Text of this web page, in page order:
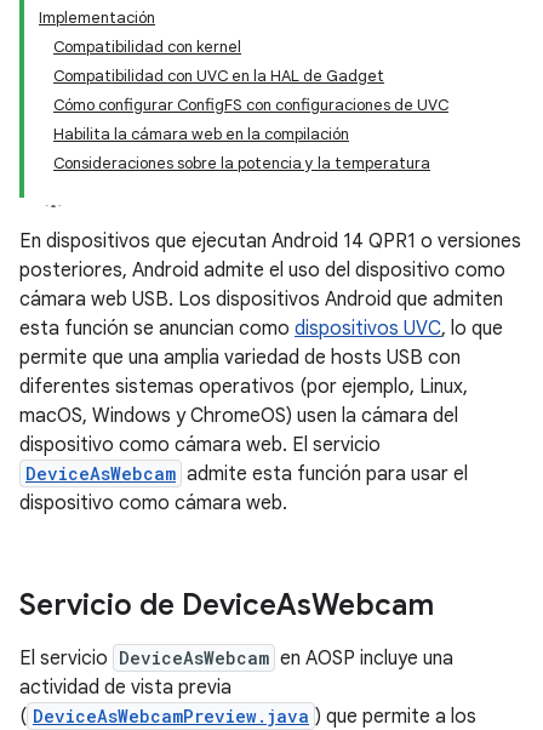
Implementación
Compatibilidad con kernel
Compatibilidad con UVC en la HAL de Gadget
Cómo configurar ConfigFS con configuraciones de UVC
Habilita la cámara web en la compilación
Consideraciones sobre la potencia y la temperatura
En dispositivos que ejecutan Android 14 QPR1 o versiones
posteriores, Android admite el uso del dispositivo como
cámara web USB. Los dispositivos Android que admiten
esta función se anuncian como dispositivos UVC, lo que
permite que una amplia variedad de hosts USB con
diferentes sistemas operativos (por ejemplo, Linux,
macOS, Windows y ChromeOS) usen la cámara del
dispositivo como cámara web. El servicio
DeviceAsWebcam admite esta función para usar el
dispositivo como cámara web.
Servicio de DeviceAsWebcam
El servicio DeviceAsWebcam en AOSP incluye una
actividad de vista previa
( DeviceAsWebcamPreview.java ) que permite a los